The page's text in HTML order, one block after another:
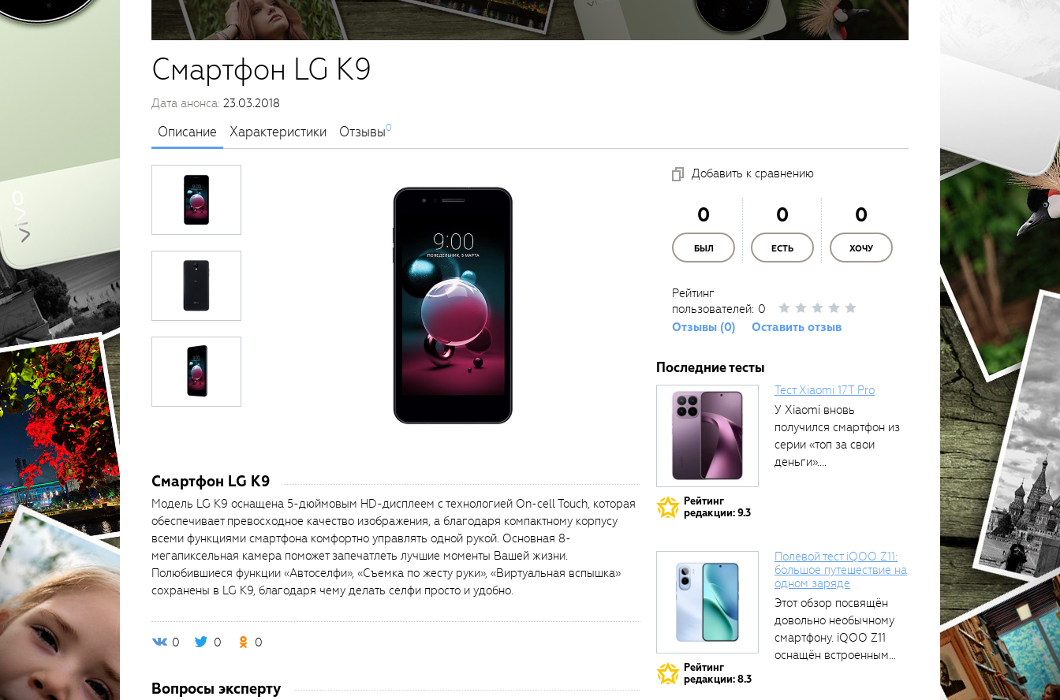
Смартфон LG K9
Дата анонса: 23.03.2018
Описание Характеристики Отзывы0
Смартфон LG K9
Модель LG K9 оснащена 5-дюймовым HD-дисплеем с технологией On-cell Touch, которая
обеспечивает превосходное качество изображения, а благодаря компактному корпусу
всеми функциями смартфона комфортно управлять одной рукой. Основная 8-
мегапиксельная камера поможет запечатлеть лучшие моменты Вашей жизни.
Полюбившиеся функции «Автоселфи», «Съемка по жесту руки», «Виртуальная вспышка»
сохранены в LG K9, благодаря чему делать селфи просто и удобно.
0 0 0
Вопросы эксперту
Добавить к сравнению
0
БЫЛ
0
ЕСТЬ
0
ХОЧУ
Рейтинг
пользователей: 0
Отзывы (0)
Оставить отзыв
Последние тесты
Рейтинг
редакции: 9.3
Тест Xiaomi 17T Pro
У Xiaomi вновь
получился смартфон из
серии «топ за свои
деньги»....
Рейтинг
редакции: 8.3
Полевой тест iQOO Z11:
большое путешествие на
одном заряде
Этот обзор посвящён
довольно необычному
смартфону. iQOO Z11
оснащён встроенным